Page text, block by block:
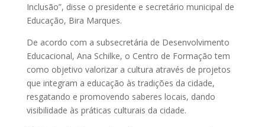
Inclusão”, disse o presidente e secretário municipal de
Educação, Bira Marques.
De acordo com a subsecretária de Desenvolvimento
Educacional, Ana Schilke, o Centro de Formação tem
como objetivo valorizar a cultura através de projetos
que integram a educação às tradições da cidade,
resgatando e promovendo saberes locais, dando
visibilidade às práticas culturais da cidade.